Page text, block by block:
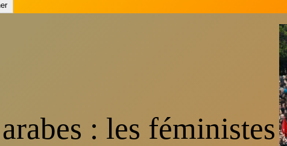
: les féministes